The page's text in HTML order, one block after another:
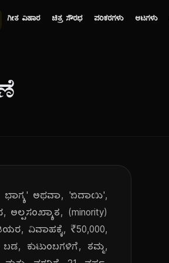
ಗೀತ ವಿಹಾರ ಚಿತ್ರ ಸೌರಭ ಪರಿಕರಗಳು ಆಟಗಳು
ಭಾಗ್ಯ' ಅಥವಾ, 'ಬಿದಾಯಿ',
(minority)
ವಿವಾಹಕ್ಕೆ, ₹50,000,
ಕುಟುಂಬಗಳಿಗೆ, ತಮ್ಮ,